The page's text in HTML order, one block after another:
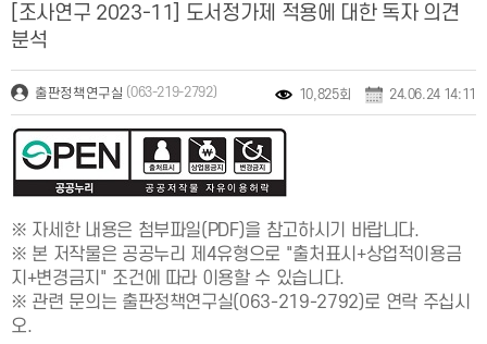
[조사연구 2023-11] 도서정가제 적용에 대한 독자 의견
분석
출판정책연구실 (063-219-2792) 10,825회 24.06.24 14:11
※ 자세한 내용은 첨부파일(PDF)을 참고하시기 바랍니다.
※ 본 저작물은 공공누리 제4유형으로 "출처표시+상업적이용금
지+변경금지" 조건에 따라 이용할 수 있습니다.
※ 관련 문의는 출판정책연구실(063-219-2792)로 연락 주십시
오.